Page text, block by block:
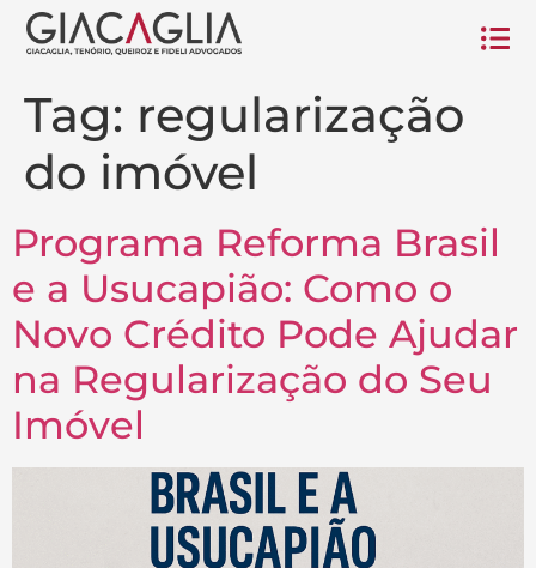
Tag: regularização
do imóvel
Programa Reforma Brasil
e a Usucapião: Como o
Novo Crédito Pode Ajudar
na Regularização do Seu
Imóvel